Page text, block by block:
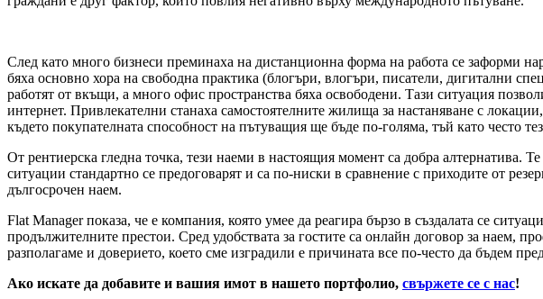
След като много бизнеси преминаха на дистанционна форма на работа се заформи
бяха основно хора на свободна практика (блогъри, влогъри, писатели, дигитални
работят от вкъщи, а много офис пространства бяха освободени. Тази ситуация
интернет. Привлекателни станаха самостоятелните жилища за настаняване с
където покупателната способност на пътуващия ще бъде по-голяма, тъй като често
От рентиерска гледна точка, тези наеми в настоящия момент са добра алтернатива.
ситуации стандартно се предоговарят и са по-ниски в сравнение с приходите от
дългосрочен наем.
Flat Manager показа, че е компания, която умее да реагира бързо в създалата се
продължителните престои. Сред удобствата за гостите са онлайн договор за наем,
разполагаме и доверието, което сме изградили е причината все по-често да бъдем
Ако искате да добавите и вашия имот в нашето портфолио, свържете се с нас!